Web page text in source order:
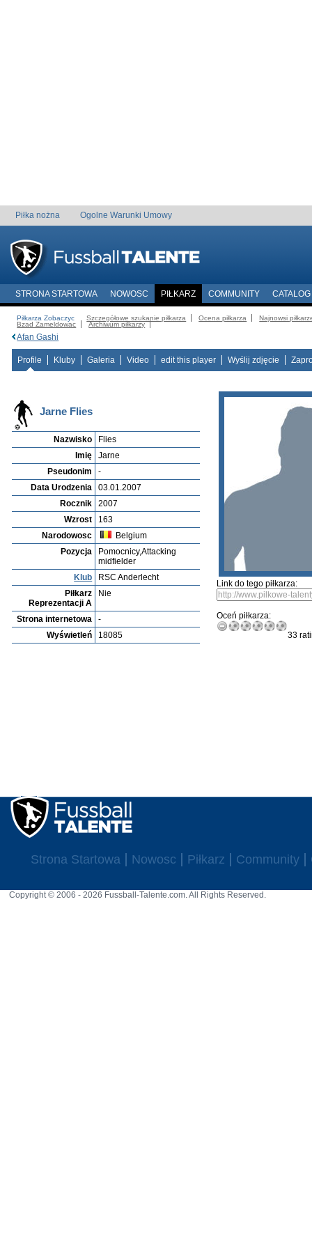
Piłka nożna Ogolne Warunki Umowy
STRONA STARTOWA NOWOSC PIŁKARZ COMMUNITY CATALOG
Piłkarza Zobaczyc Szczegółowe szukanie piłkarza Ocena piłkarza
Najnowsi
Bzad Zameldowac
Archiwum piłkarzy
Afan Gashi
Profile Kluby Galeria Video edit this player Wyślij zdjęcie
Jarne Flies
Nazwisko
Flies
Imię
Jarne
Pseudonim
-
Data Urodzenia
03.01.2007
Rocznik
2007
Wzrost
163
Narodowosc
Belgium
Pozycja
Pomocnicy,Attacking
midfielder
Klub
RSC Anderlecht
Piłkarz
Reprezentacji A
Nie
Strona internetowa
-
Wyświetleń
18085
Link do tego piłkarza:
Oceń piłkarza:
33
Strona Startowa Nowosc Piłkarz Community
Copyright © 2006 - 2026 Fussball-Talente.com. All Rights Reserved.